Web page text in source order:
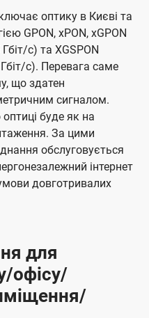
оптику в Києві та
GPON, xPON, xGPON
с) та XGSPON
с). Перевага саме
що здатен
сигналом.
оптиці буде як на
За цими
обслуговується
інтернет
довготривалих
для
офісу/